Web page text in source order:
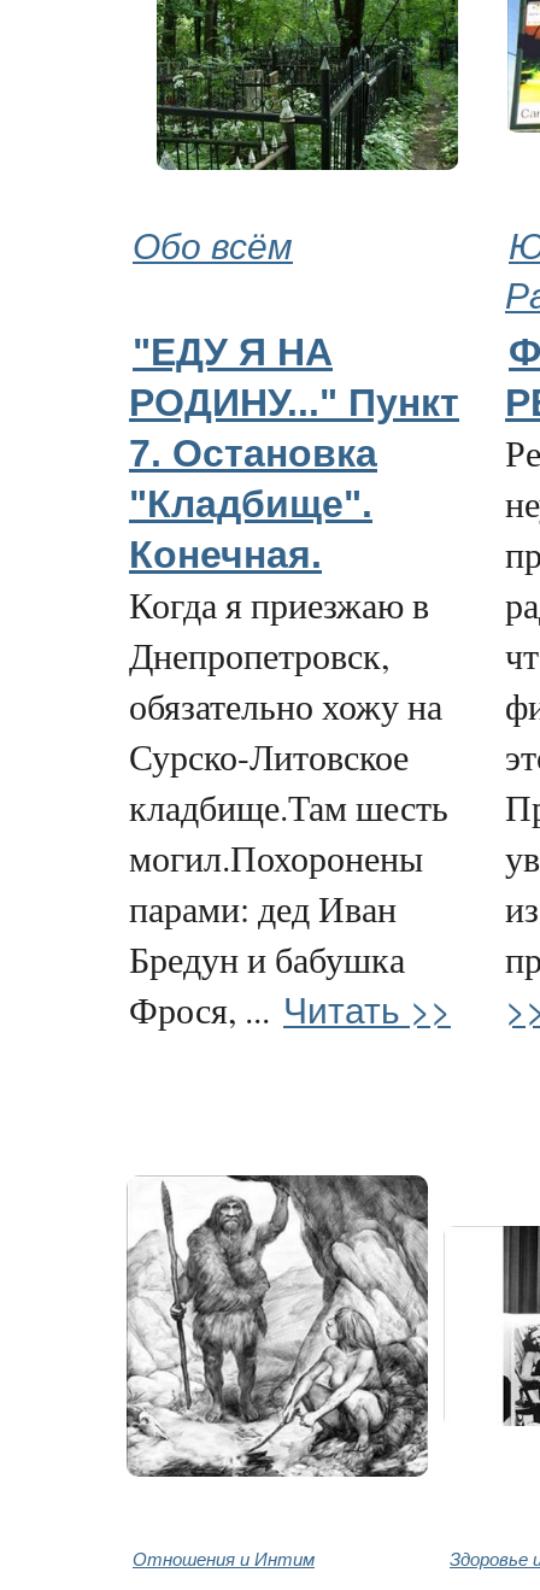
Обо всём
"ЕДУ Я НА
РОДИНУ..." Пункт
7. Остановка
"Кладбище".
Конечная.
Когда я приезжаю в
Днепропетровск,
обязательно хожу на
Сурско-Литовское
кладбище.Там шесть
могил.Похоронены
парами: дед Иван
Бредун и бабушка
Фрося, ... Читать >>
Отношения и Интим Здоровье